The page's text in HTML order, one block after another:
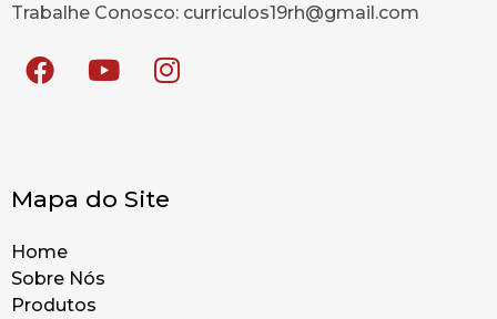
Trabalhe Conosco: curriculos19rh@gmail.com
Mapa do Site
Home
Sobre Nós
Produtos